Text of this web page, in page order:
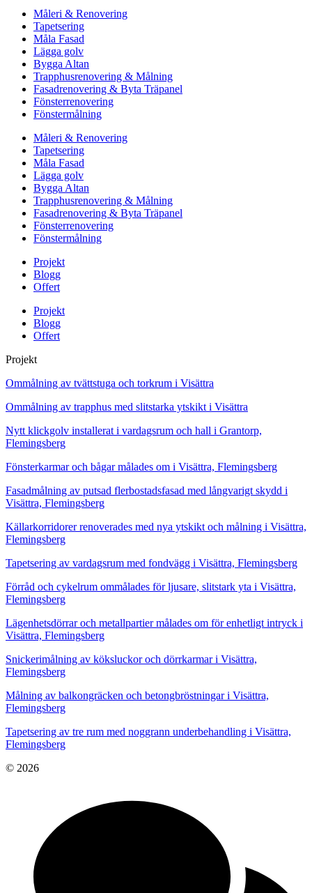
Måleri & Renovering
Tapetsering
Måla Fasad
Lägga golv
Bygga Altan
Trapphusrenovering & Målning
Fasadrenovering & Byta Träpanel
Fönsterrenovering
Fönstermålning
Måleri & Renovering
Tapetsering
Måla Fasad
Lägga golv
Bygga Altan
Trapphusrenovering & Målning
Fasadrenovering & Byta Träpanel
Fönsterrenovering
Fönstermålning
Projekt
Blogg
Offert
Projekt
Blogg
Offert
Projekt
Ommålning av tvättstuga och torkrum i Visättra
Ommålning av trapphus med slitstarka ytskikt i Visättra
Nytt klickgolv installerat i vardagsrum och hall i Grantorp,
Flemingsberg
Fönsterkarmar och bågar målades om i Visättra, Flemingsberg
Fasadmålning av putsad flerbostadsfasad med långvarigt skydd i
Visättra, Flemingsberg
Källarkorridorer renoverades med nya ytskikt och målning i Visättra,
Flemingsberg
Tapetsering av vardagsrum med fondvägg i Visättra, Flemingsberg
Förråd och cykelrum ommålades för ljusare, slitstark yta i Visättra,
Flemingsberg
Lägenhetsdörrar och metallpartier målades om för enhetligt intryck i
Visättra, Flemingsberg
Snickerimålning av köksluckor och dörrkarmar i Visättra,
Flemingsberg
Målning av balkongräcken och betongbröstningar i Visättra,
Flemingsberg
Tapetsering av tre rum med noggrann underbehandling i Visättra,
Flemingsberg
© 2026